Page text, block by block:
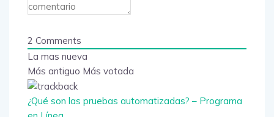
2 Comments
La mas nueva
Más antiguo Más votada
¿Qué son las pruebas automatizadas? – Programa